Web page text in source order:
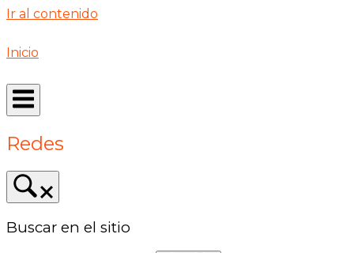
Ir al contenido
Inicio
Redes
Buscar en el sitio